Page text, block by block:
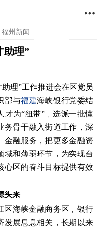

福州新闻
助理”
理”工作推进会在区党员
部与福建海峡银行党委结
才为“纽带”，选派一批懂
务骨干融入街道工作，深
金融服务，把更多金融资
域和薄弱环节，为实现台
心区的奋斗目标提供有效
头来
区海峡金融商务区，银行
发展息息相关，长期以来